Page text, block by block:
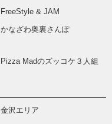
FreeStyle & JAM
かなざわ奥裏さんぽ
Pizza Madのズッコケ３人組
金沢エリア